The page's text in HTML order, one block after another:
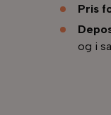
Pris
og i